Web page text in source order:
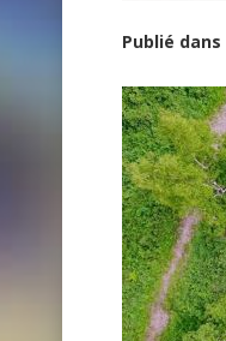
Publié dans